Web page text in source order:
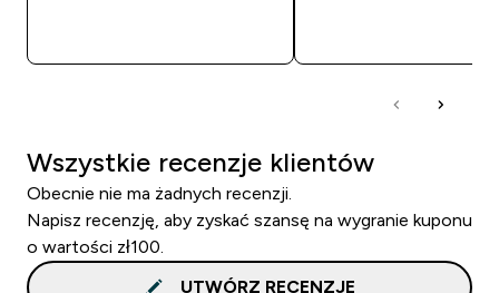
Wszystkie recenzje klientów
Obecnie nie ma żadnych recenzji.
Napisz recenzję, aby zyskać szansę na wygranie kuponu
o wartości zł100.
UTWÓRZ RECENZJĘ